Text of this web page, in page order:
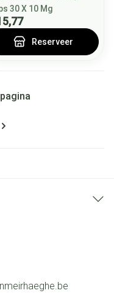
30 X 10 Mg
Reserveer
pagina